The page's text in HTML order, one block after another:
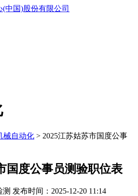
中国)股份有限公司
械自动化 > 2025江苏姑苏市国度公事
国度公事员测验职位表
测 发布时间：2025-12-20 11:14